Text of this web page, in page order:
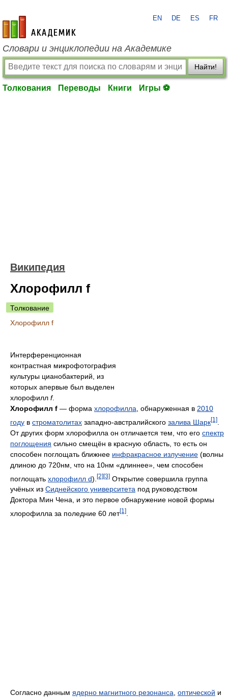
academic.ru
EN DE ES FR
Словари и энциклопедии на Академике
Найти!
Толкования Переводы Книги Игры ⚽
Википедия
Хлорофилл f
Толкование
Хлорофилл f
Интерференционная
контрастная микрофотография
культуры цианобактерий, из
которых апервые был выделен
хлорофилл f.
Хлорофилл f — форма хлорофилла , обнаруженная в 2010
году в строматолитах западно-австралийского залива Шарк[1]
От других форм хлорофилла он отличается тем, что его спектр
поглощения сильно смещён в красную область, то есть он
способен поглощать ближнее инфракрасное излучение (волны
длиною до 720нм, что на 10нм «длиннее», чем способен
поглощать хлорофилл d). [2][3] Открытие совершила группа
учёных из Сиднейского университета под руководством
Доктора Мин Чена, и это первое обнаружение новой формы
хлорофилла за поледние 60 лет[1]
Согласно данным ядерно магнитного резонанса оптической и